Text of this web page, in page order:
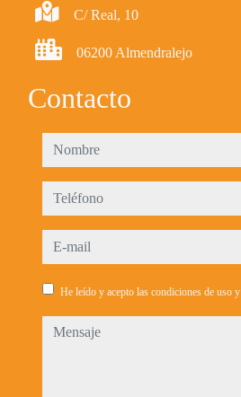
C/ Real, 10
06200 Almendralejo
Contacto
nombre
teléfono
e-mail
He leído y acepto las condiciones de uso y
mensaje